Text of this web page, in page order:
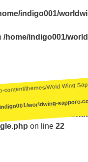
indigo001/
/home/indigo001/
indigo001/
on line 22
themes/Wold Wing
worldwing-